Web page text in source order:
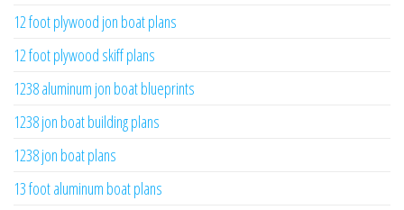
12 foot plywood jon boat plans
12 foot plywood skiff plans
1238 aluminum jon boat blueprints
1238 jon boat building plans
1238 jon boat plans
13 foot aluminum boat plans